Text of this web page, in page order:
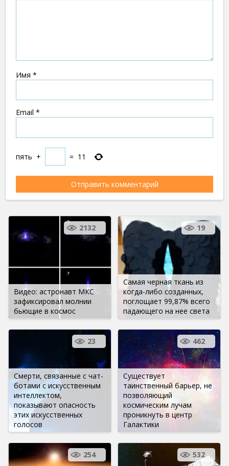
Имя *
Email *
пять + = 11
Видео: астронавт МКС
зафиксировал молнии
бьющие в космос
2132
Самая черная ткань из
когда-либо созданных,
поглощает 99,87% всего
падающего на нее света
19
Смерти, связанные с чат-
ботами с искусственным
интеллектом,
показывают опасность
этих искусственных
голосов
23
Существует
таинственный барьер, не
позволяющий
космическим лучам
проникнуть в центр
Галактики
462
254 532